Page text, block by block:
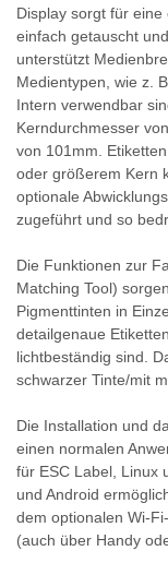
Display sorgt für
einfach getauscht
unterstützt
Medientypen, wie z.
Intern verwendbar
Kerndurchmesser
von 101mm.
oder größerem Kern
optionale
zugeführt und so
Die Funktionen zur
Matching Tool)
Pigmenttinten in
detailgenaue
lichtbeständig sind.
schwarzer Tinte/mit
Die Installation und
einen normalen
für ESC Label, Linux
und Android
dem optionalen Wi-
(auch über Handy